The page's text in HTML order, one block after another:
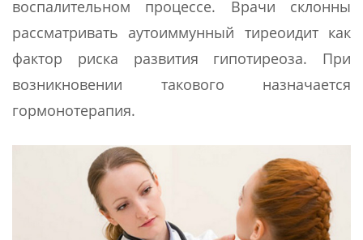
воспалительном процессе. Врачи склонны
рассматривать аутоиммунный тиреоидит как
фактор риска развития гипотиреоза. При
возникновении такового назначается
гормонотерапия.